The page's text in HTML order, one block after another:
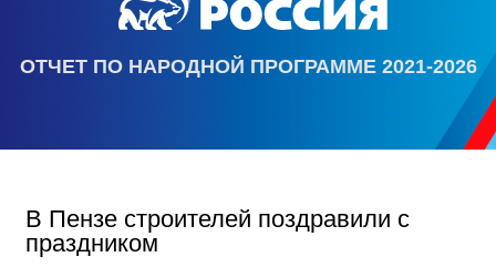
ОТЧЕТ ПО НАРОДНОЙ ПРОГРАММЕ 2021-2026
В Пензе строителей поздравили с
праздником